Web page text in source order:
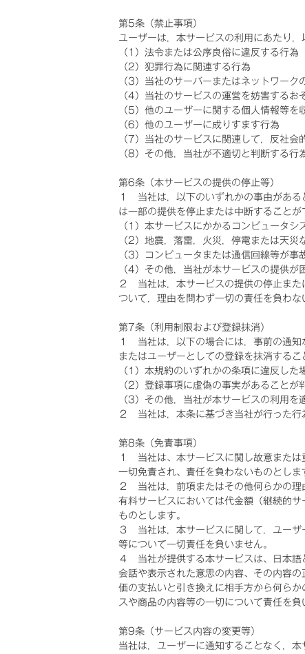
第5条（禁止事項）
ユーザーは，本サービスの利用にあたり，
（1）法令または公序良俗に違反する行為
（2）犯罪行為に関連する行為
（3）当社のサーバーまたはネットワー
（4）当社のサービスの運営を妨害するお
（5）他のユーザーに関する個人情報等を
（6）他のユーザーに成りすます行為
（7）当社のサービスに関連して，反社
（8）その他，当社が不適切と判断する行
第6条（本サービスの提供の停止等）
１ 当社は，以下のいずれかの事由がある
は一部の提供を停止または中断することが
（1）本サービスにかかるコンピュータ
（2）地震，落雷，火災，停電または天
（3）コンピュータまたは通信回線等が事
（4）その他，当社が本サービスの提供が
２ 当社は，本サービスの提供の停止また
ついて，理由を問わず一切の責任を負わな
第7条（利用制限および登録抹消）
１ 当社は，以下の場合には，事前の通知
またはユーザーとしての登録を抹消するこ
（1）本規約のいずれかの条項に違反した
（2）登録事項に虚偽の事実があることが
（3）その他，当社が本サービスの利用を
２ 当社は，本条に基づき当社が行った行
第8条（免責事項）
１ 当社は、本サービスに関し故意または
一切免責され、責任を負わないものとしま
２ 当社は，前項またはその他何らかの理
有料サービスにおいては代金額（継続的
ものとします。
３ 当社は，本サービスに関して，ユーザ
等について一切責任を負いません。
４ 当社が提供する本サービスは、日本語
会話や表示された意思の内容、その内容
価の支払いと引き換えに相手方から何ら
スや商品の内容等の一切について責任を負
第9条（サービス内容の変更等）
当社は，ユーザーに通知することなく，